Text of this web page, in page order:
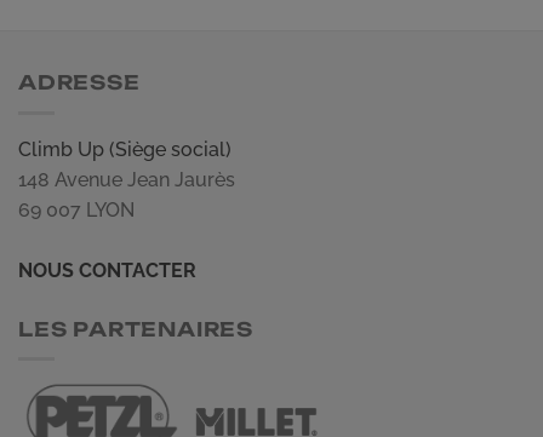
ADRESSE
Climb Up (Siège social)
148 Avenue Jean Jaurès
69 007 LYON
NOUS CONTACTER
LES PARTENAIRES